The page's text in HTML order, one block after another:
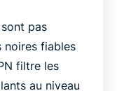
pas
noires fiables
filtre les
au niveau